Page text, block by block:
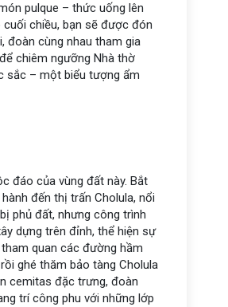
pulque – thức uống lên
cuối chiều, bạn sẽ được đón
đoàn cùng nhau tham gia
chiêm ngưỡng Nhà thờ
sắc – một biểu tượng ẩm
đáo của vùng đất này. Bắt
đến thị trấn Cholula, nổi
phủ đất, nhưng công trình
dựng trên đỉnh, thể hiện sự
quan các đường hầm
ghé thăm bảo tàng Cholula
cemitas đặc trưng, đoàn
trí công phu với những lớp